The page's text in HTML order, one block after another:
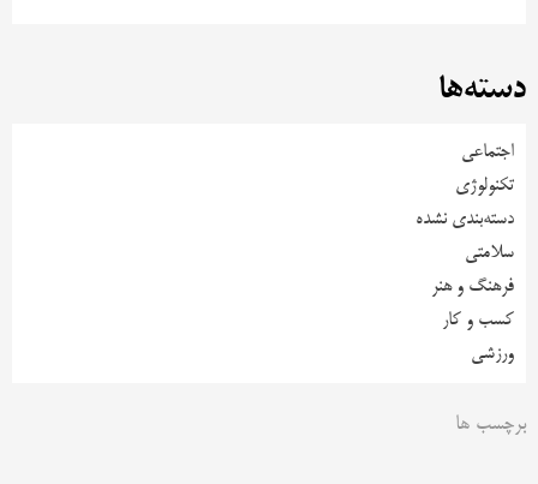
دسته‌ها
اجتماعی
تکنولوژی
دسته‌بندی نشده
سلامتی
فرهنگ و هنر
کسب و کار
ورزشی
برچسب ها